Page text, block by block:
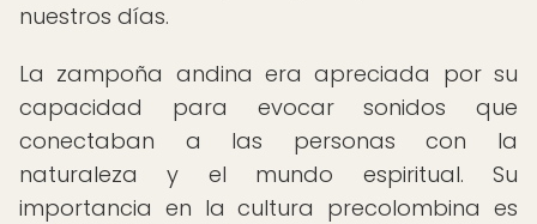
nuestros días.
La zampoña andina era apreciada por su
capacidad para evocar sonidos que
conectaban a las personas con la
naturaleza y el mundo espiritual. Su
importancia en la cultura precolombina es